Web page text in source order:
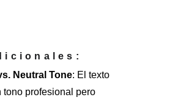
Neutral Tone: El texto
tono profesional pero